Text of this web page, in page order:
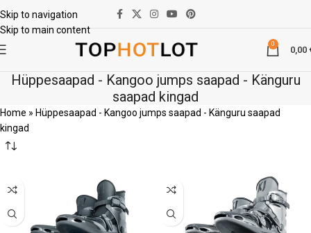
Skip to navigation
Skip to main content
0
0,00
Hüppesaapad - Kangoo jumps saapad - Känguru
saapad kingad
Home » Hüppesaapad - Kangoo jumps saapad - Känguru saapad
kingad